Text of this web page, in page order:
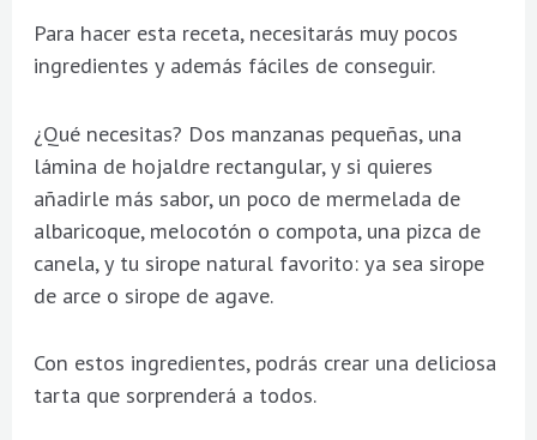
Para hacer esta receta, necesitarás muy pocos
ingredientes y además fáciles de conseguir.
¿Qué necesitas? Dos manzanas pequeñas, una
lámina de hojaldre rectangular, y si quieres
añadirle más sabor, un poco de mermelada de
albaricoque, melocotón o compota, una pizca de
canela, y tu sirope natural favorito: ya sea sirope
de arce o sirope de agave.
Con estos ingredientes, podrás crear una deliciosa
tarta que sorprenderá a todos.